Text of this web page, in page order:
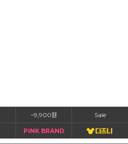
~9,900원 Sale
PINK BRAND